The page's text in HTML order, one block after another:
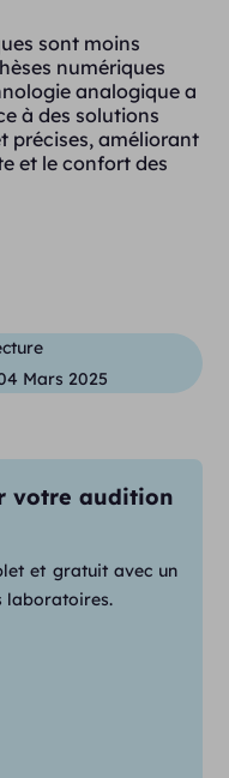
sont moins
numériques
analogique a
à des solutions
précises, améliorant
et le confort des
Mars 2025
votre audition
et gratuit avec un
laboratoires.